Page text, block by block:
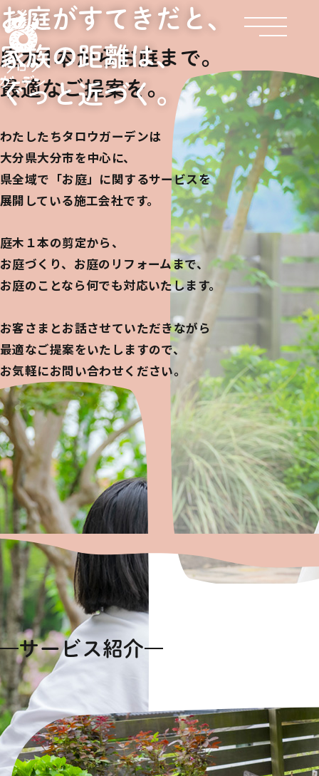
お庭がすてきだと、
家族の距離は、
ぐっと近づく。
庭木1本からお庭まで。
最適なご提案を。
わたしたちタロウガーデンは
大分県大分市を中心に、
県全域で「お庭」に関するサービスを
展開している施工会社です。
庭木１本の剪定から、
お庭づくり、お庭のリフォームまで、
お庭のことなら何でも対応いたします。
お客さまとお話させていただきながら
最適なご提案をいたしますので、
お気軽にお問い合わせください。
サービス紹介